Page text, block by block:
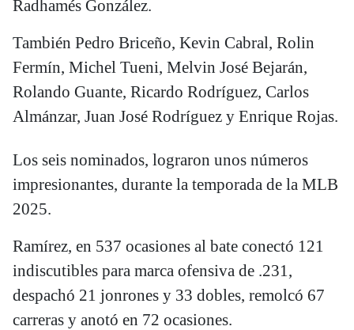
Radhamés González.
También Pedro Briceño, Kevin Cabral, Rolin
Fermín, Michel Tueni, Melvin José Bejarán,
Rolando Guante, Ricardo Rodríguez, Carlos
Almánzar, Juan José Rodríguez y Enrique Rojas.
Los seis nominados, lograron unos números
impresionantes, durante la temporada de la MLB
2025.
Ramírez, en 537 ocasiones al bate conectó 121
indiscutibles para marca ofensiva de .231,
despachó 21 jonrones y 33 dobles, remolcó 67
carreras y anotó en 72 ocasiones.